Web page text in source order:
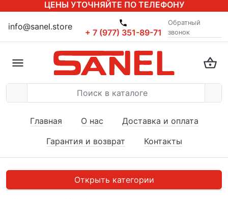
ЦЕНЫ УТОЧНЯЙТЕ ПО ТЕЛЕФОНУ
info@sanel.store
+ 7 (977) 351-89-71
Обратный
звонок
Главная О нас
Доставка и оплата
Гарантия и возврат
Контакты
Открыть категории